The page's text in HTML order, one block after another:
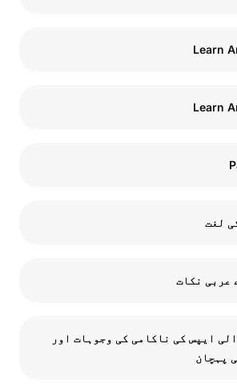
Learn
Learn
لغت
عربی نکات
ایپس کی ناکامی کی وجوہات اور
پہچان